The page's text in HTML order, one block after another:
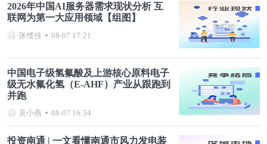
2026年中国AI服务器需求现状分析 互
联网为第一大应用领域【组图】
张维佳 08-07 17:21
中国电子级氢氟酸及上游核心原料电子
级无水氟化氢（E-AHF）产业从跟跑到
并跑
吴小燕 08-07 16:54
投资南通 | 一文看懂南通市风力发电装